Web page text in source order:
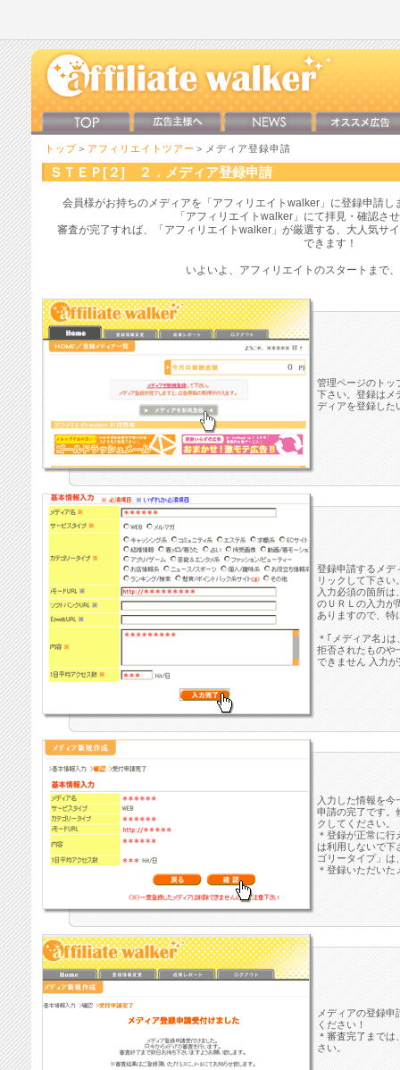
トップ ＞ アフィリエイトツアー ＞メディア登録申請
ＳＴＥＰ[２] ２．メディア登録申請
会員様がお持ちのメディアを「アフィリエイトwalker」に登録申請
「アフィリエイトwalker」にて拝見・確認さ
審査が完了すれば、「アフィリエイトwalker」が厳選する、大人気サ
できます！
いよいよ、アフィリエイトのスタートまで
管理ページのトッ
下さい。登録はメ
ディアを登録した
登録申請するメデ
リックして下さい
入力必須の箇所
のＵＲＬの入力が
ありますので、特
＊｢メディア名｣
拒否されたものや
できません 入力
入力した情報を
申請の完了です。
クしてください。
＊登録が正常に
は利用しないで下
ゴリータイプ」は
＊登録いただい
メディアの登録
ください！
＊審査完了まで
さい。